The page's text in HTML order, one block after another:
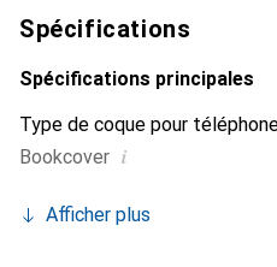
clientèle exigeante.
Spécifications
Spécifications principales
Type de coque pour
Bookcover i
Afficher plus